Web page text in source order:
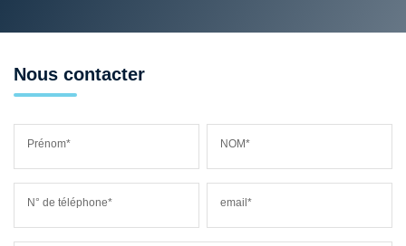
Nous contacter
Prénom* NOM*
N° de téléphone* email*